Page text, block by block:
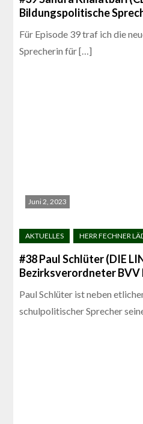
Bildungspolitische
Für Episode 39 traf ich die
Sprecherin für […]
Juni 2, 2023
#38 Paul Schlüter (DIE
Bezirksverordneter BVV
Paul Schlüter ist neben
schulpolitischer Sprecher